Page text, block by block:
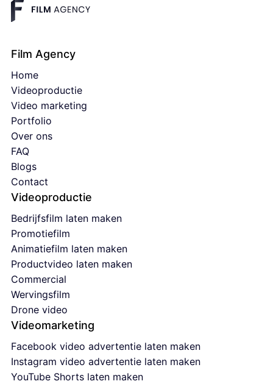
Film Agency
Home
Videoproductie
Video marketing
Portfolio
Over ons
FAQ
Blogs
Contact
Videoproductie
Bedrijfsfilm laten maken
Promotiefilm
Animatiefilm laten maken
Productvideo laten maken
Commercial
Wervingsfilm
Drone video
Videomarketing
Facebook video advertentie laten maken
Instagram video advertentie laten maken
YouTube Shorts laten maken